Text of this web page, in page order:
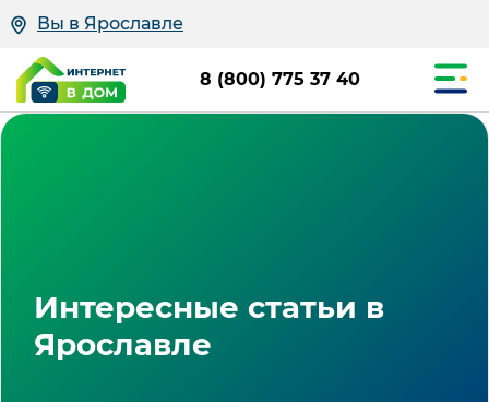
Вы в Ярославле
8 (800) 775 37 40
Интересные статьи в
Ярославле